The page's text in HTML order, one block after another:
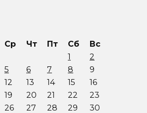
Ср Чт Пт Сб
Вс
1
2
5 6 7 8
9
12 13 14 15
16
19 20 21 22
23
26 27 28 29
30